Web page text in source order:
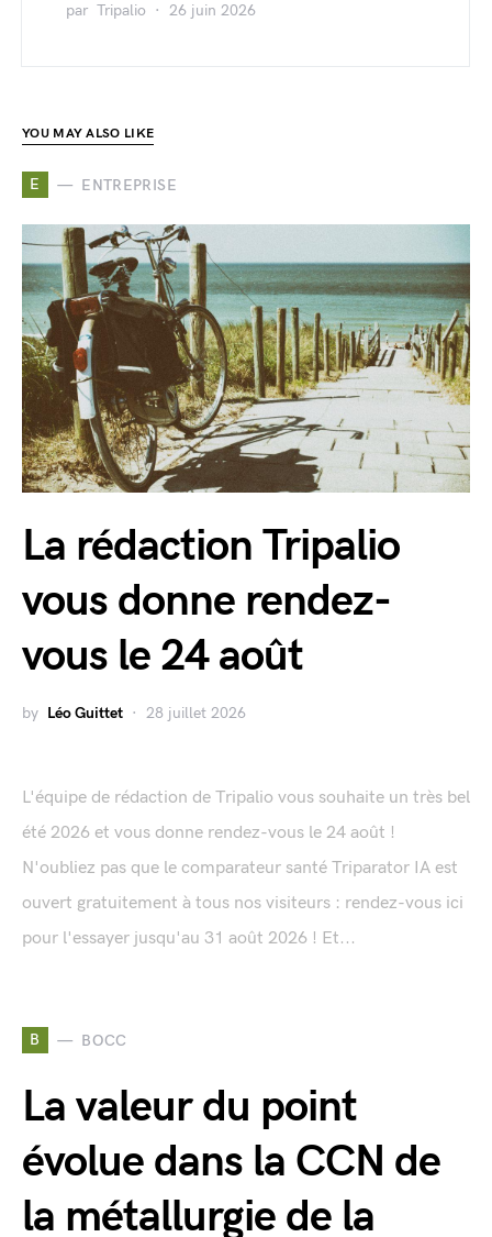
par Tripalio 26 juin 2026
YOU MAY ALSO LIKE
E ENTREPRISE
La rédaction Tripalio
vous donne rendez-
vous le 24 août
by Léo Guittet 28 juillet 2026
L'équipe de rédaction de Tripalio vous souhaite un très bel
été 2026 et vous donne rendez-vous le 24 août !
N'oubliez pas que le comparateur santé Triparator IA est
ouvert gratuitement à tous nos visiteurs : rendez-vous ici
pour l'essayer jusqu'au 31 août 2026 ! Et...
B BOCC
La valeur du point
évolue dans la CCN de
la métallurgie de la